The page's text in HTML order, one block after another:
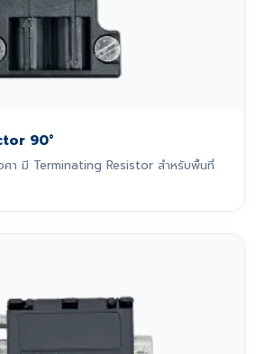
90°
า มี Terminating Resistor สำหรับพื้นที่